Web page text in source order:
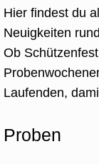
Hier findest du
Neuigkeiten
Ob
Laufenden,
Proben